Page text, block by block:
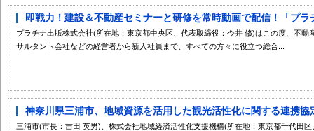
即戦力！建設＆不動産セミナーと研修を常時動画で配信！「プラ
プラチナ出版株式会社(所在地：東京都中央区、代表取締役：今井 修)はこの度、不
サルタント会社などの経営者から新入社員まで、すべての方々に役立つ総合...
神奈川県三浦市、地域資源を活用した観光活性化に関する連携
三浦市(市長：吉田 英男)、株式会社地域経済活性化支援機構(所在地：東京都千代田